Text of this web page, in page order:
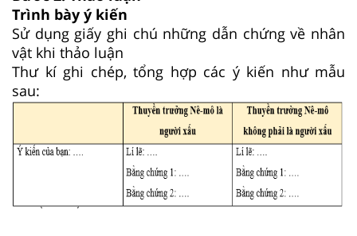
Trình bày ý kiến
Sử dụng giấy ghi chú những dẫn chứng về nhân
vật khi thảo luận
Thư kí ghi chép, tổng hợp các ý kiến như mẫu
sau: